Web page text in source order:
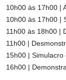
10h00 às 17h00 |
10h00 às 17h00 |
11h00 às 18h00 |
11h00 |
15h00 |
16h00 |